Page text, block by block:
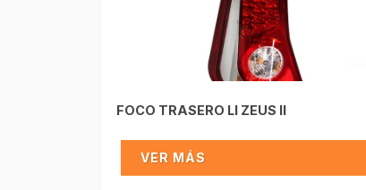
FOCO TRASERO LI ZEUS II
VER MÁS